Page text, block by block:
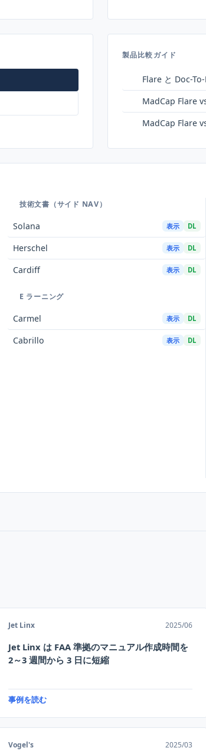
製品比較ガイド
Flare と Doc-
MadCap Flare
MadCap Flare
技術文書（サイド NAV）
Solana 表示 DL
Herschel 表示 DL
Cardiff 表示 DL
E ラーニング
Carmel 表示 DL
Cabrillo 表示 DL
Jet Linx 2025/06
Jet Linx は FAA 準拠のマニュアル作成時間を
2～3 週間から 3 日に短縮
事例を読む
Vogel's 2025/03